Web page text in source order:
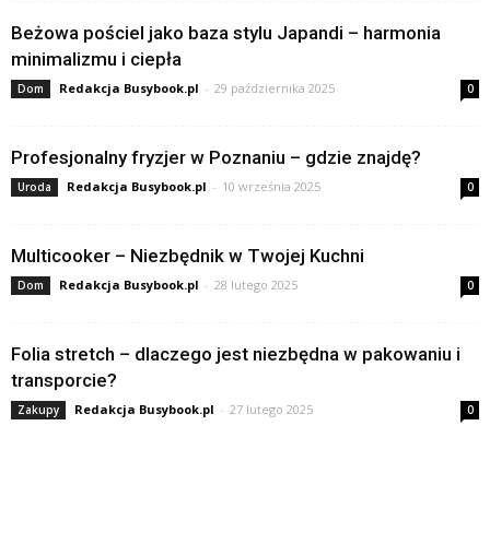
Beżowa pościel jako baza stylu Japandi – harmonia
minimalizmu i ciepła
Dom Redakcja Busybook.pl - 29 października 2025 0
Profesjonalny fryzjer w Poznaniu – gdzie znajdę?
Uroda Redakcja Busybook.pl - 10 września 2025 0
Multicooker – Niezbędnik w Twojej Kuchni
Dom Redakcja Busybook.pl - 28 lutego 2025 0
Folia stretch – dlaczego jest niezbędna w pakowaniu i
transporcie?
Zakupy Redakcja Busybook.pl - 27 lutego 2025 0